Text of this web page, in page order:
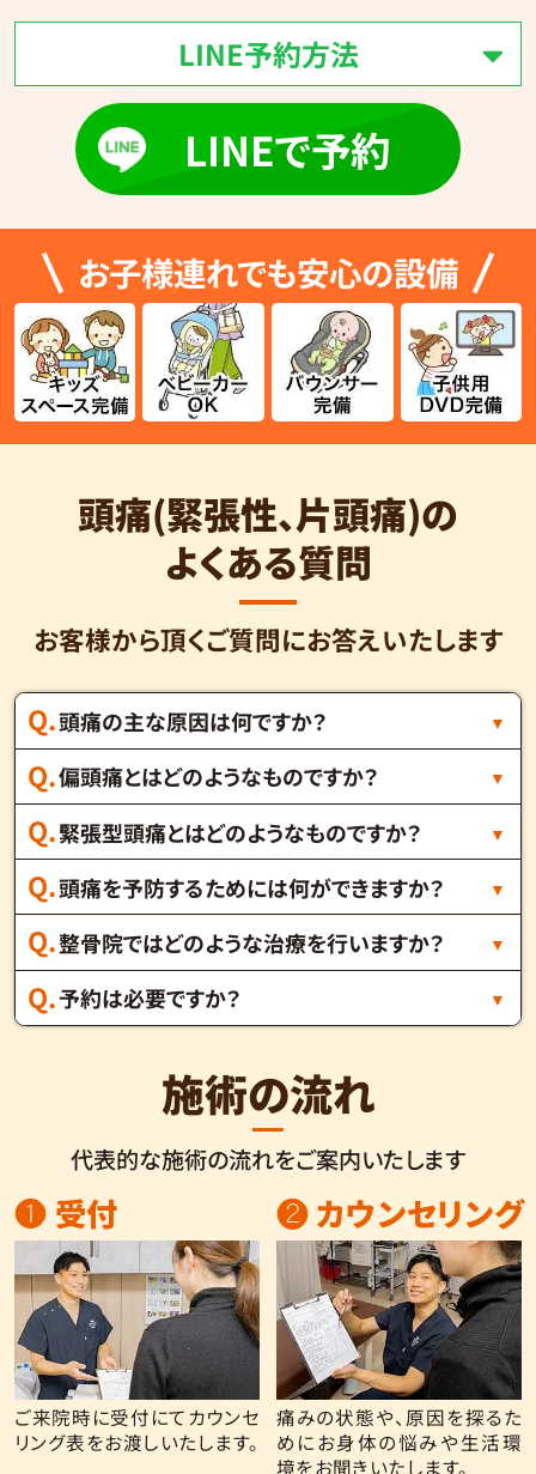
LINE予約方法
LINEで予約
お子様連れでも安心の設備
頭痛(緊張性、片頭痛)の
よくある質問
お客様から頂くご質問にお答えいたします
頭痛の主な原因は何ですか？
偏頭痛とはどのようなものですか？
緊張型頭痛とはどのようなものですか？
頭痛を予防するためには何ができますか？
整骨院ではどのような治療を行いますか？
予約は必要ですか？
施術の流れ
代表的な施術の流れをご案内いたします
❶ 受付
ご来院時に受付にてカウンセ
リング表をお渡しいたします。
❷ カウンセリング
痛みの状態や、原因を探るた
めにお身体の悩みや生活環
境をお聞きいたします。